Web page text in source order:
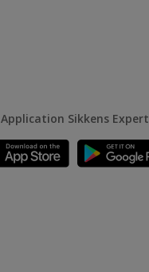
Application Sikkens Expert